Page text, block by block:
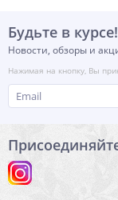
Будьте в курсе!
Новости, обзоры и
Нажимая на кнопку, Вы